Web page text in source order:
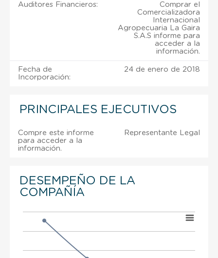
Auditores Financieros:
Comprar el
Comercializadora
Internacional
Agropecuaria La Gaira
S.A.S informe para
acceder a la
información.
Fecha de
Incorporación:
24 de enero de 2018
PRINCIPALES EJECUTIVOS
Compre este informe
para acceder a la
información.
Representante Legal
DESEMPEÑO DE LA
COMPAÑÍA